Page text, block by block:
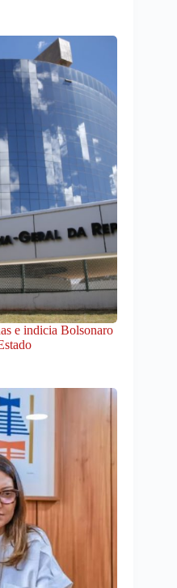
e indicia Bolsonaro